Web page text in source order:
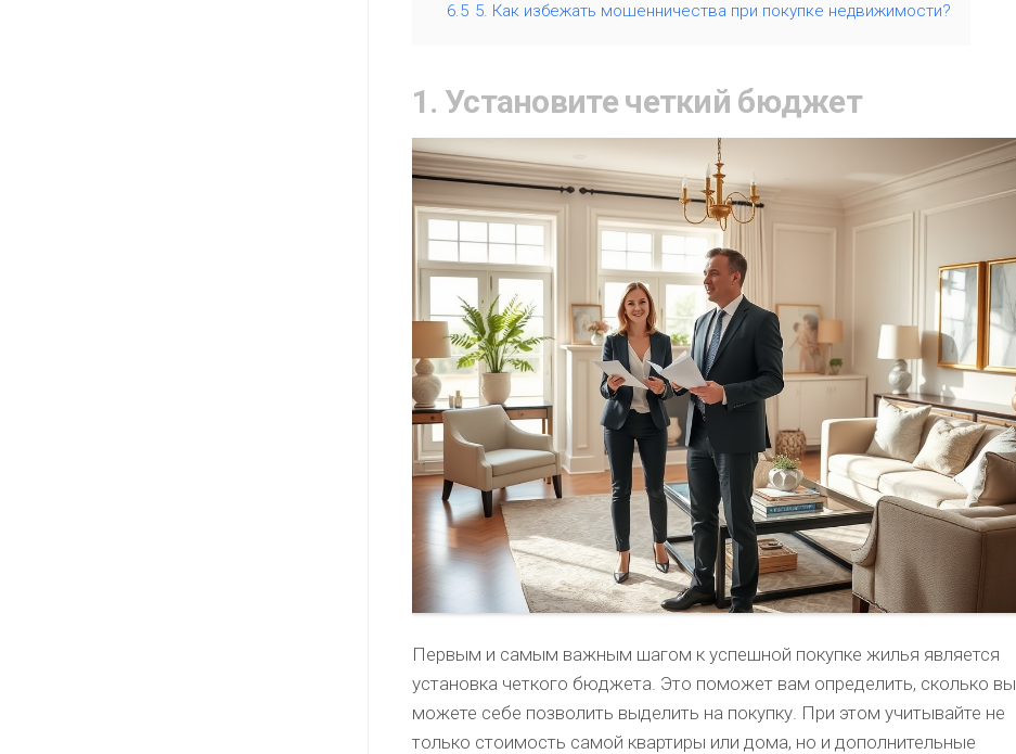
6.5 5. Как избежать мошенничества при покупке недвижимости?
1. Установите четкий бюджет
Первым и самым важным шагом к успешной покупке жилья является
установка четкого бюджета. Это поможет вам определить, сколько вы
можете себе позволить выделить на покупку. При этом учитывайте не
только стоимость самой квартиры или дома, но и дополнительные